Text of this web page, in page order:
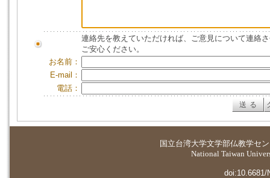
連絡先を教えていただければ、ご意見について連絡
ご安心ください。
お名前：
E-mail：
電話：
国立台湾大学文学部仏教学セ
National Taiwan
doi:10.6681/